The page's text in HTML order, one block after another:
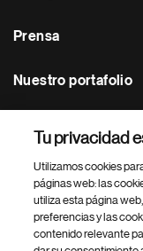
Prensa
Nuestro portafolio
Footer Site Search
Tu privacidad
Utilizamos cookies
páginas web: las
utiliza esta página
preferencias y las
contenido relevante